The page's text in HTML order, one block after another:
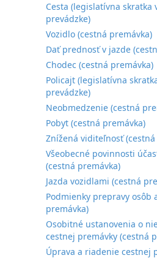
Cesta (legislatívna skratka
prevádzke)
Vozidlo (cestná premávka)
Dať prednosť v jazde
Chodec (cestná premávka)
Policajt (legislatívna
prevádzke)
Neobmedzenie (cestná
Pobyt (cestná premávka)
Znížená viditeľnosť
Všeobecné povinnosti
(cestná premávka)
Jazda vozidlami (cestná
Podmienky prepravy osôb
premávka)
Osobitné ustanovenia o
cestnej premávky (cestná
Úprava a riadenie cestnej